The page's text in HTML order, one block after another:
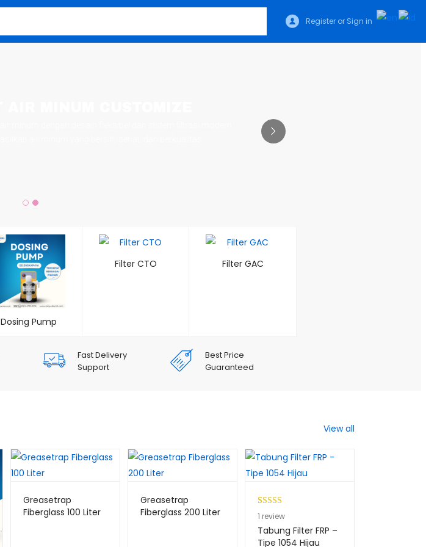
Register or Sign in
Dosing Pump
Filter CTO Filter GAC
Fast Delivery
Support
Best Price
Guaranteed
View all
Greasetrap
Fiberglass 100 Liter
Greasetrap
Fiberglass 200 Liter
Peringkat
5.00dari 5
berdasarkan
11 review
Tabung Filter FRP –
Tipe 1054 Hijau